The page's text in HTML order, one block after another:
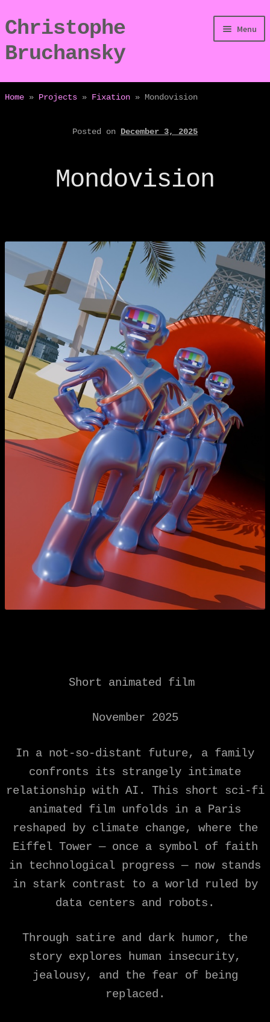
Skip
to
navigation
Skip
to
content
Christophe
Bruchansky
Menu
/Digressions
Home » Projects » Fixation » Mondovision
Posted on December 3, 2025
Mondovision
Short animated film
November 2025
In a not-so-distant future, a family
confronts its strangely intimate
relationship with AI. This short sci-fi
animated film unfolds in a Paris
reshaped by climate change, where the
Eiffel Tower — once a symbol of faith
in technological progress — now stands
in stark contrast to a world ruled by
data centers and robots.
Through satire and dark humor, the
story explores human insecurity,
jealousy, and the fear of being
replaced.